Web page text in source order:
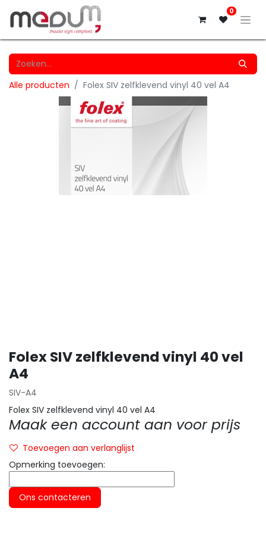
0
Alle producten Folex SIV zelfklevend vinyl 40 vel A4
Folex SIV zelfklevend vinyl 40 vel
A4
SIV-A4
Folex SIV zelfklevend vinyl 40 vel A4
Maak een account aan voor prijs
Toevoegen aan verlanglijst
Opmerking toevoegen:
Ons contacteren